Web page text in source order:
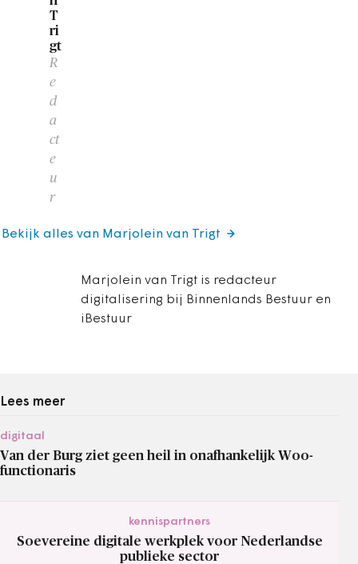
T
ri
gt
R
e
d
a
ct
e
u
r
Marjolein van Trigt is redacteur
digitalisering bij Binnenlands Bestuur en
iBestuur
Bekijk alles van Marjolein van Trigt
Lees meer
digitaal
Van der Burg ziet geen heil in onafhankelijk Woo-
functionaris
kennispartners
Soevereine digitale werkplek voor Nederlandse
publieke sector